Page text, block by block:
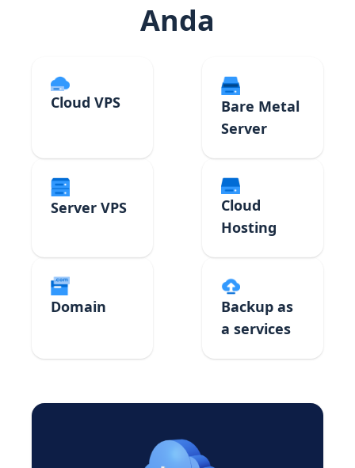
Anda
Cloud VPS
Bare Metal
Server
Server VPS
Cloud
Hosting
Domain
Backup as
a services